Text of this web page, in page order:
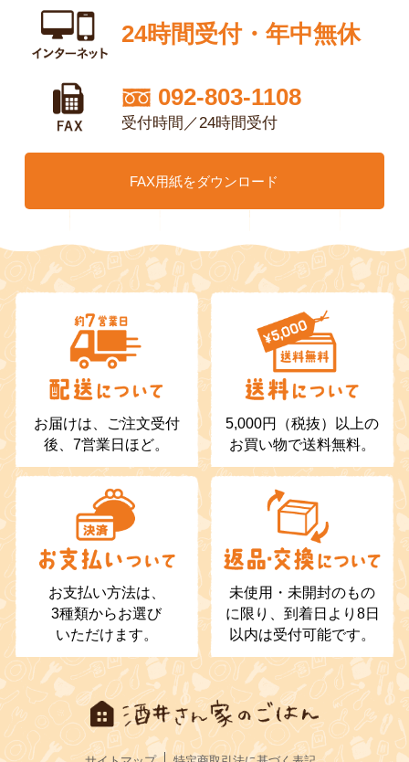
24時間受付・年中無休
092-803-1108
受付時間／24時間受付
FAX用紙をダウンロード
お届けは、ご注文受付
後、7営業日ほど。
5,000円（税抜）以上の
お買い物で送料無料。
お支払い方法は、
3種類からお選び
いただけます。
未使用・未開封のもの
に限り、到着日より8日
以内は受付可能です。